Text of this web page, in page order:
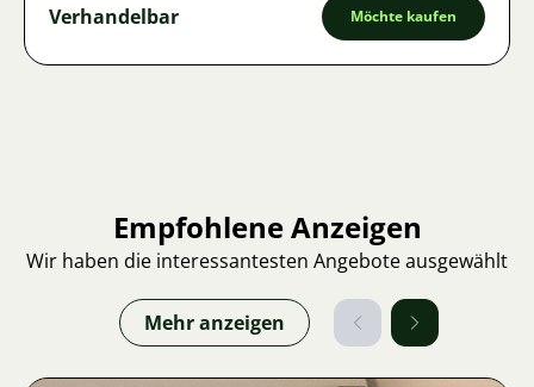
Verhandelbar Möchte kaufen
Empfohlene Anzeigen
Wir haben die interessantesten Angebote ausgewählt
Mehr anzeigen